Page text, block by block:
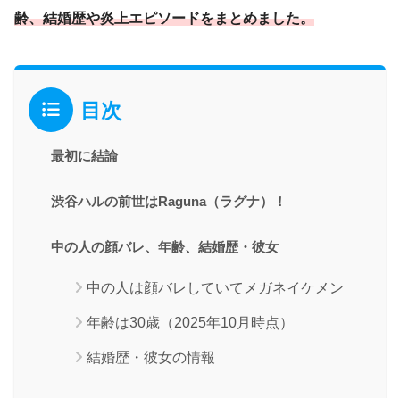
齢、結婚歴や炎上エピソードをまとめました。
目次
最初に結論
渋谷ハルの前世はRaguna（ラグナ）！
中の人の顔バレ、年齢、結婚歴・彼女
中の人は顔バレしていてメガネイケメン
年齢は30歳（2025年10月時点）
結婚歴・彼女の情報